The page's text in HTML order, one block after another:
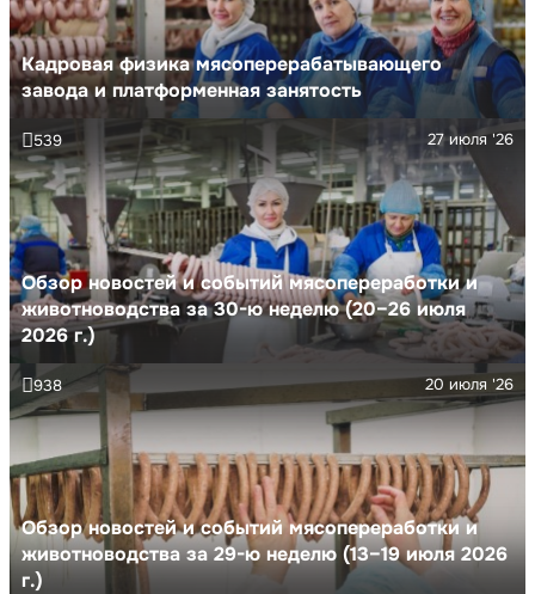
Кадровая физика мясоперерабатывающего
завода и платформенная занятость
Обзор новостей и событий мясопереработки и
животноводства за 30-ю неделю (20–26 июля
2026 г.)
27 июля '26
539
Обзор новостей и событий мясопереработки и
животноводства за 29-ю неделю (13–19 июля 2026
г.)
20 июля '26
938